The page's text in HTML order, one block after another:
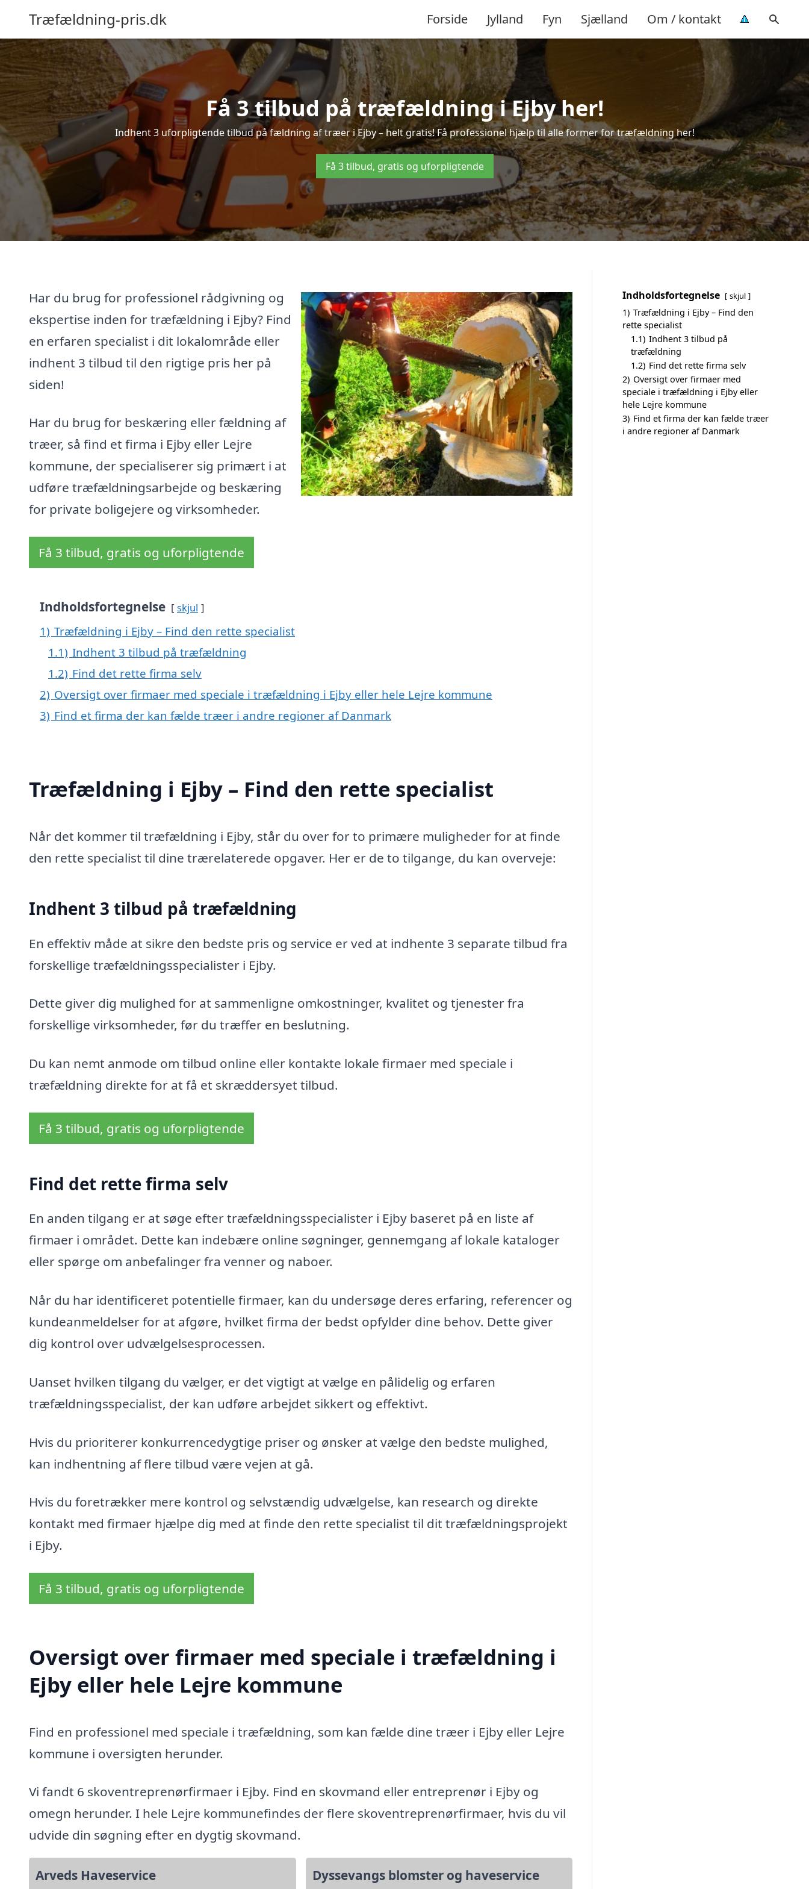
Træfældning-pris.dk Forside Jylland Fyn Sjælland Om / kontakt
Få 3 tilbud på træfældning i Ejby her!
Indhent 3 uforpligtende tilbud på fældning af træer i Ejby – helt gratis! Få professionel hjælp til alle former for træfældning her!
Få 3 tilbud, gratis og uforpligtende
Har du brug for professionel rådgivning og
ekspertise inden for træfældning i Ejby? Find
en erfaren specialist i dit lokalområde eller
indhent 3 tilbud til den rigtige pris her på
siden!
Har du brug for beskæring eller fældning af
træer, så find et firma i Ejby eller Lejre
kommune, der specialiserer sig primært i at
udføre træfældningsarbejde og beskæring
for private boligejere og virksomheder.
Få 3 tilbud, gratis og uforpligtende
Indholdsfortegnelse skjul
1) Træfældning i Ejby – Find den rette specialist
1.1) Indhent 3 tilbud på træfældning
1.2) Find det rette firma selv
2) Oversigt over firmaer med speciale i træfældning i Ejby eller hele Lejre kommune
3) Find et firma der kan fælde træer i andre regioner af Danmark
Træfældning i Ejby – Find den rette specialist
Når det kommer til træfældning i Ejby, står du over for to primære muligheder for at finde
den rette specialist til dine trærelaterede opgaver. Her er de to tilgange, du kan overveje:
Indhent 3 tilbud på træfældning
En effektiv måde at sikre den bedste pris og service er ved at indhente 3 separate tilbud fra
forskellige træfældningsspecialister i Ejby.
Dette giver dig mulighed for at sammenligne omkostninger, kvalitet og tjenester fra
forskellige virksomheder, før du træffer en beslutning.
Du kan nemt anmode om tilbud online eller kontakte lokale firmaer med speciale i
træfældning direkte for at få et skræddersyet tilbud.
Få 3 tilbud, gratis og uforpligtende
Find det rette firma selv
En anden tilgang er at søge efter træfældningsspecialister i Ejby baseret på en liste af
firmaer i området. Dette kan indebære online søgninger, gennemgang af lokale kataloger
eller spørge om anbefalinger fra venner og naboer.
Når du har identificeret potentielle firmaer, kan du undersøge deres erfaring, referencer og
kundeanmeldelser for at afgøre, hvilket firma der bedst opfylder dine behov. Dette giver
dig kontrol over udvælgelsesprocessen.
Uanset hvilken tilgang du vælger, er det vigtigt at vælge en pålidelig og erfaren
træfældningsspecialist, der kan udføre arbejdet sikkert og effektivt.
Hvis du prioriterer konkurrencedygtige priser og ønsker at vælge den bedste mulighed,
kan indhentning af flere tilbud være vejen at gå.
Hvis du foretrækker mere kontrol og selvstændig udvælgelse, kan research og direkte
kontakt med firmaer hjælpe dig med at finde den rette specialist til dit træfældningsprojekt
i Ejby.
Få 3 tilbud, gratis og uforpligtende
Oversigt over firmaer med speciale i træfældning i
Ejby eller hele Lejre kommune
Find en professionel med speciale i træfældning, som kan fælde dine træer i Ejby eller Lejre
kommune i oversigten herunder.
Vi fandt 6 skoventreprenørfirmaer i Ejby. Find en skovmand eller entreprenør i Ejby og
omegn herunder. I hele Lejre kommunefindes der flere skoventreprenørfirmaer, hvis du vil
udvide din søgning efter en dygtig skovmand.
Arveds Haveservice Dyssevangs blomster og haveservice
Indholdsfortegnelse skjul
1) Træfældning i Ejby – Find den
rette specialist
1.1) Indhent 3 tilbud på
træfældning
1.2) Find det rette firma selv
2) Oversigt over firmaer med
speciale i træfældning i Ejby eller
hele Lejre kommune
3) Find et firma der kan fælde træer
i andre regioner af Danmark